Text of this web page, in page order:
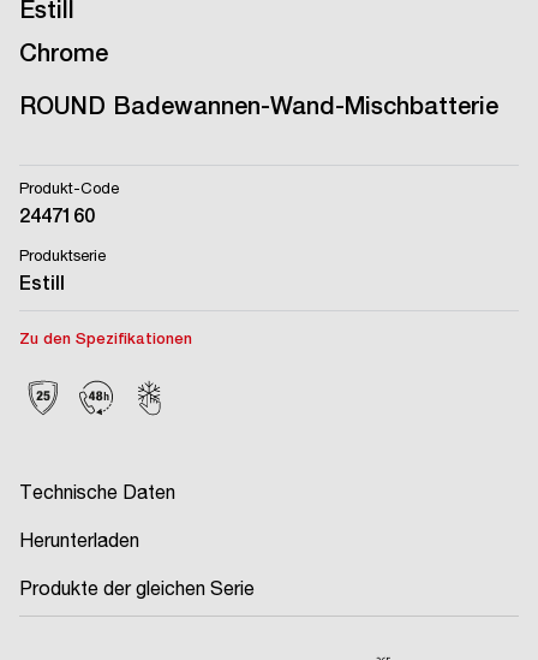
Estill
Chrome
ROUND Badewannen-Wand-Mischbatterie
Produkt-Code
2447160
Produktserie
Estill
Zu den Spezifikationen
Technische Daten
Herunterladen
Produkte der gleichen Serie